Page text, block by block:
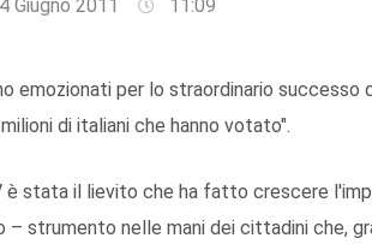
Giugno 2011 11:09
emozionati per lo straordinario
di italiani che hanno votato".
è stata il lievito che ha fatto crescere
strumento nelle mani dei cittadini che,